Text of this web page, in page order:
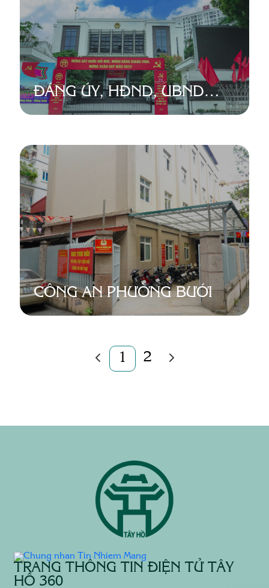
ĐẢNG ỦY, HĐND, UBND
PHƯỜNG XUÂN LA
CÔNG AN PHƯỜNG BƯỞI
1 2
TRANG THÔNG TIN ĐIỆN TỬ TÂY
HỒ 360